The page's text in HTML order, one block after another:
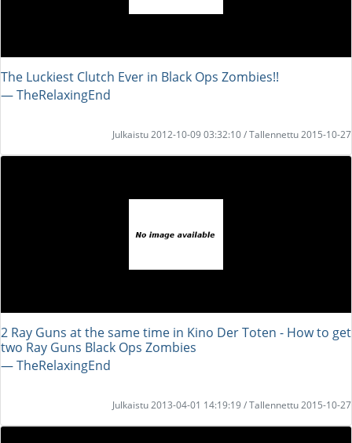
The Luckiest Clutch Ever in Black Ops Zombies!!
― TheRelaxingEnd
Julkaistu 2012-10-09 03:32:10 / Tallennettu 2015-10-27
2 Ray Guns at the same time in Kino Der Toten - How to get
two Ray Guns Black Ops Zombies
― TheRelaxingEnd
Julkaistu 2013-04-01 14:19:19 / Tallennettu 2015-10-27